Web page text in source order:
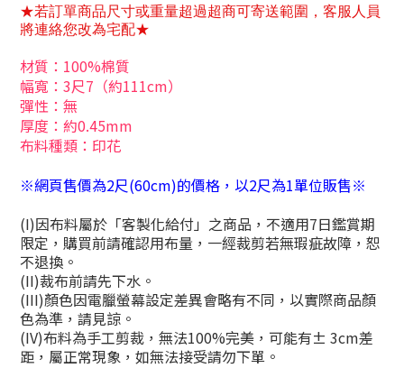
★若訂單商品尺寸或重量超過超商可寄送範圍，客服人員
將連絡您改為宅配★
材質：100%棉質
幅寬：3尺7（約111cm）
彈性：無
厚度：約0.45mm
布料種類：印花
※網頁售價為2尺(60cm)的價格，以2尺為1單位販售※
(I)因布料屬於「客製化給付」之商品，不適用7日鑑賞期
限定，購買前請確認用布量，一經裁剪若無瑕疵故障，恕
不退換。
(II)裁布前請先下水。
(III)顏色因電臘螢幕設定差異會略有不同，以實際商品顏
色為準，請見諒。
(IV)布料為手工剪裁，無法100%完美，可能有± 3cm差
距，屬正常現象，如無法接受請勿下單。